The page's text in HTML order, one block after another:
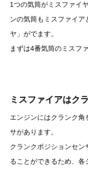
1つの気筒がミスファイ
ンの気筒もミスファイ
ヤ」がでます。
まずは4番気筒のミスフ
ミスファイアはク
エンジンにはクランク
サがあります。
クランクポジションセ
ることができるため、